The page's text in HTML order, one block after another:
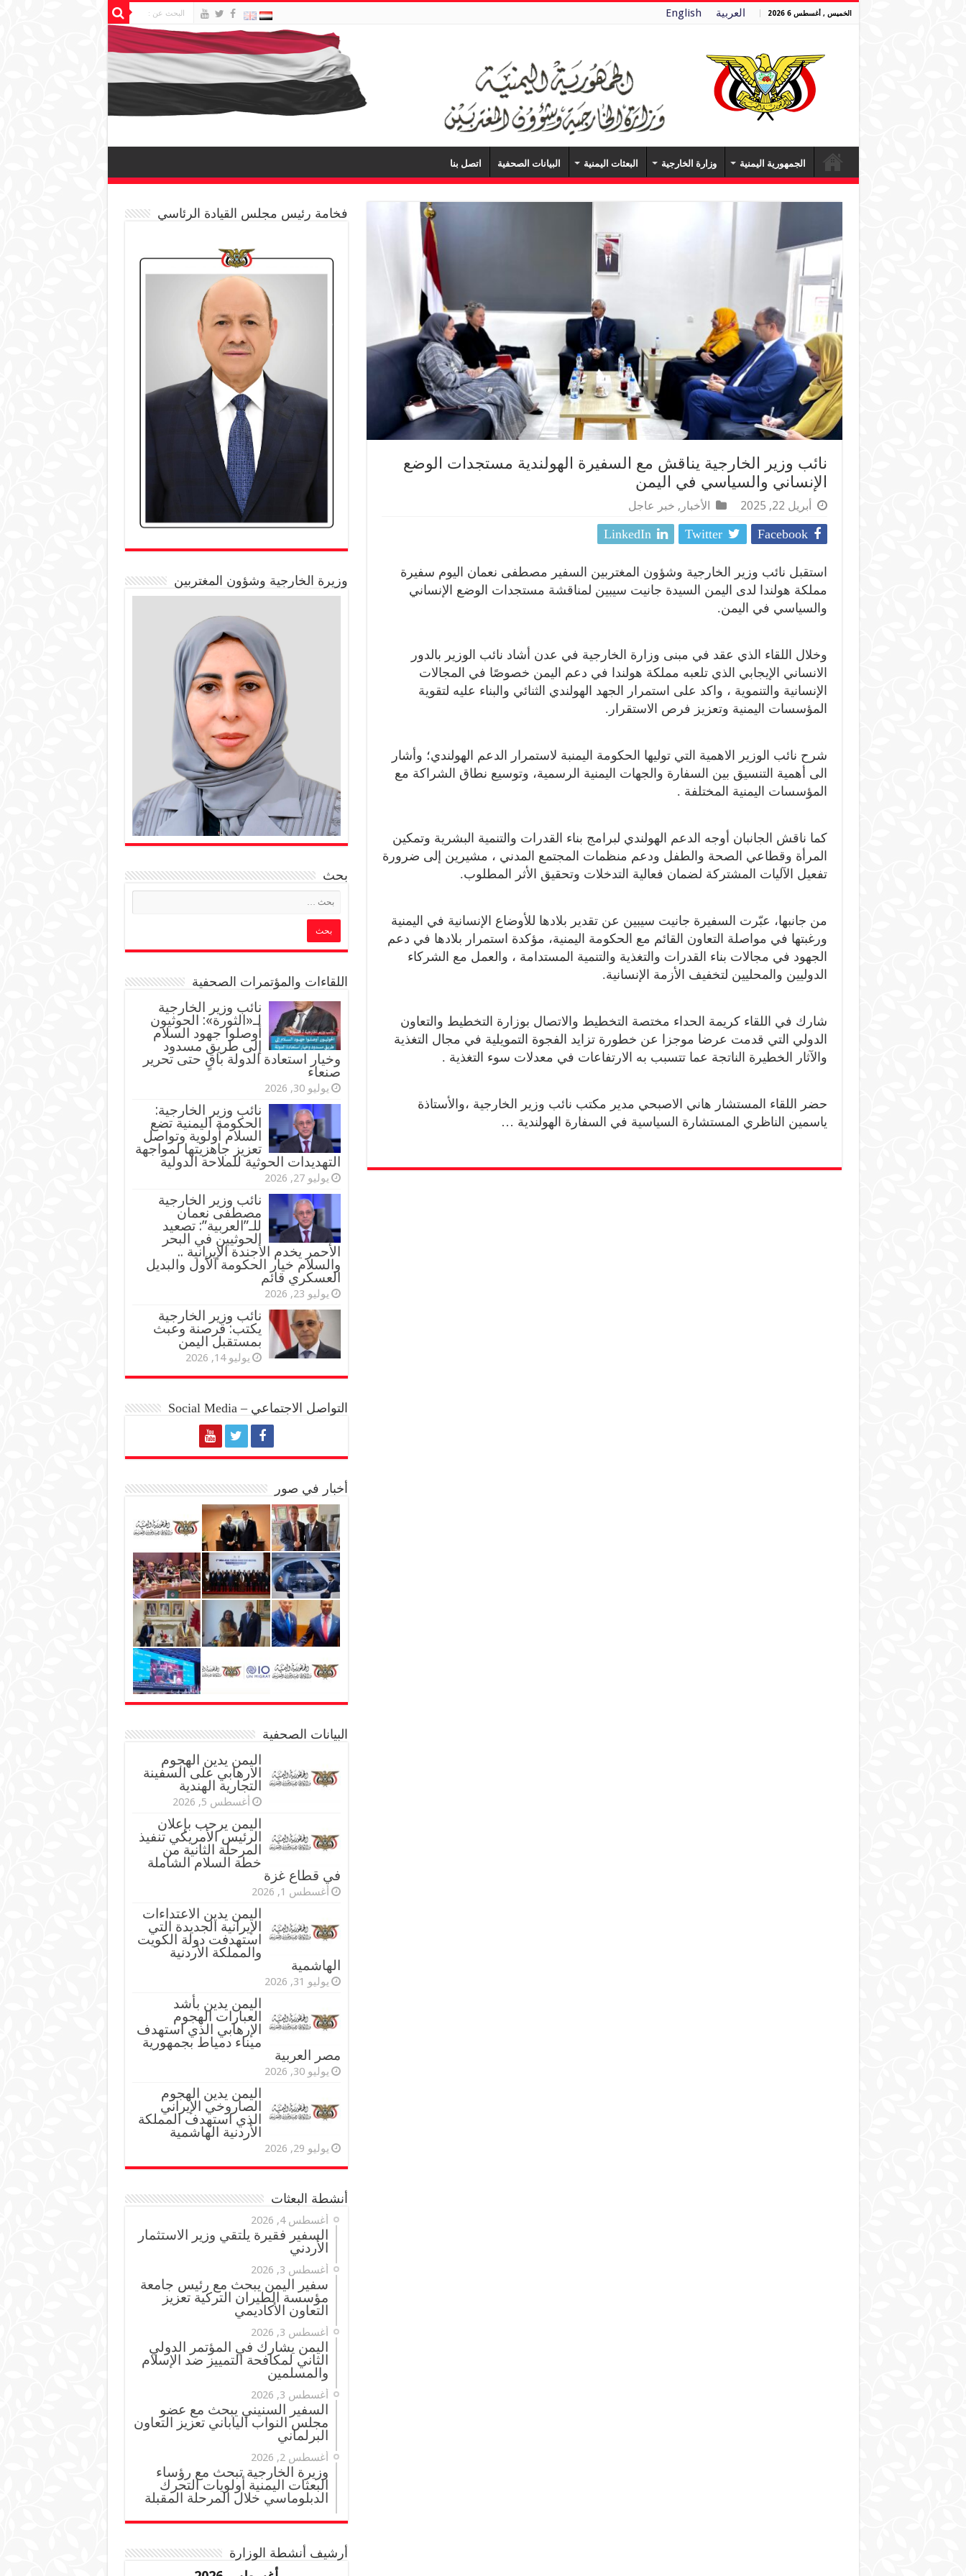
الخميس , أغسطس 6 2026 العربية English
الجمهورية اليمنية وزارة الخارجية البعثات اليمنية البيانات الصحفية اتصل بنا
نائب وزير الخارجية يناقش مع السفيرة الهولندية مستجدات الوضع
الإنساني والسياسي في اليمن
أبريل 22, 2025 الأخبار , خبر عاجل
Facebook
Twitter
LinkedIn
استقبل نائب وزير الخارجية وشؤون المغتربين السفير مصطفى نعمان اليوم سفيرة
مملكة هولندا لدى اليمن السيدة جانيت سيبين لمناقشة مستجدات الوضع الإنساني
والسياسي في اليمن.
وخلال اللقاء الذي عقد في مبنى وزارة الخارجية في عدن أشاد نائب الوزير بالدور
الانساني الإيجابي الذي تلعبه مملكة هولندا في دعم اليمن خصوصًا في المجالات
الإنسانية والتنموية ، واكد على استمرار الجهد الهولندي الثنائي والبناء عليه لتقوية
المؤسسات اليمنية وتعزيز فرص الاستقرار.
شرح نائب الوزير الاهمية التي توليها الحكومة اليمنبة لاستمرار الدعم الهولندي؛ وأشار
الى أهمية التنسيق بين السفارة والجهات اليمنية الرسمية، وتوسيع نطاق الشراكة مع
المؤسسات اليمنية المختلفة .
كما ناقش الجانبان أوجه الدعم الهولندي لبرامج بناء القدرات والتنمية البشرية وتمكين
المرأة وقطاعي الصحة والطفل ودعم منظمات المجتمع المدني ، مشيرين إلى ضرورة
تفعيل الآليات المشتركة لضمان فعالية التدخلات وتحقيق الأثر المطلوب.
من جانبها، عبّرت السفيرة جانيت سيبين عن تقدير بلادها للأوضاع الإنسانية في اليمنية
ورغبتها في مواصلة التعاون القائم مع الحكومة اليمنية، مؤكدة استمرار بلادها في دعم
الجهود في مجالات بناء القدرات والتغذية والتنمية المستدامة ، والعمل مع الشركاء
الدوليين والمحليين لتخفيف الأزمة الإنسانية.
شارك في اللقاء كريمة الحداء مختصة التخطيط والاتصال بوزارة التخطيط والتعاون
الدولي التي قدمت عرضا موجزا عن خطورة تزايد الفجوة التمويلية في مجال التغذية
والآثار الخطيرة الناتجة عما تتسبب به الارتفاعات في معدلات سوء التغذية .
حضر اللقاء المستشار هاني الاصبحي مدير مكتب نائب وزير الخارجية ،والأستاذة
ياسمين الناظري المستشارة السياسية في السفارة الهولندية …
فخامة رئيس مجلس القيادة الرئاسي
وزيرة الخارجية وشؤون المغتربين
بحث
اللقاءات والمؤتمرات الصحفية
‏نائب وزير الخارجية
لـ«الثورة»: الحوثيون
أوصلوا جهود السلام
إلى طريق مسدود
وخيار استعادة الدولة باقٍ حتى تحرير
صنعاء
يوليو 30, 2026
نائب وزير الخارجية:
الحكومة اليمنية تضع
السلام أولوية وتواصل
تعزيز جاهزيتها لمواجهة
التهديدات الحوثية للملاحة الدولية
يوليو 27, 2026
نائب وزير الخارجية
مصطفى نعمان
للـ”العربية”: تصعيد
الحوثيين في البحر
الأحمر يخدم الأجندة الإيرانية ..
والسلام خيار الحكومة الأول والبديل
العسكري قائم
يوليو 23, 2026
نائب وزير الخارجية
يكتب: قرصنة وعبث
بمستقبل اليمن
يوليو 14, 2026
التواصل الاجتماعي – Social Media
أخبار في صور
البيانات الصحفية
اليمن يدين الهجوم
الارهابي على السفينة
التجارية الهندية
أغسطس 5, 2026
اليمن يرحب بإعلان
الرئيس الأمريكي تنفيذ
المرحلة الثانية من
خطة السلام الشاملة
في قطاع غزة
أغسطس 1, 2026
اليمن يدين الاعتداءات
الإيرانية الجديدة التي
استهدفت دولة الكويت
والمملكة الأردنية
الهاشمية
يوليو 31, 2026
اليمن يدين بأشد
العبارات الهجوم
الإرهابي الذي استهدف
ميناء دمياط بجمهورية
مصر العربية
يوليو 30, 2026
اليمن يدين الهجوم
الصاروخي الإيراني
الذي استهدف المملكة
الأردنية الهاشمية
يوليو 29, 2026
أنشطة البعثات
أغسطس 4, 2026
السفير فقيرة يلتقي وزير الاستثمار
الأردني
أغسطس 3, 2026
سفير اليمن يبحث مع رئيس جامعة
مؤسسة الطيران التركية تعزيز
التعاون الأكاديمي
أغسطس 3, 2026
اليمن يشارك في المؤتمر الدولي
الثاني لمكافحة التمييز ضد الإسلام
والمسلمين
أغسطس 3, 2026
السفير السنيني يبحث مع عضو
مجلس النواب الياباني تعزيز التعاون
البرلماني
أغسطس 2, 2026
وزيرة الخارجية تبحث مع رؤساء
البعثات اليمنية أولويات التحرك
الدبلوماسي خلال المرحلة المقبلة
أرشيف أنشطة الوزارة